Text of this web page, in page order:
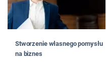
Stworzenie własnego pomysłu
na biznes